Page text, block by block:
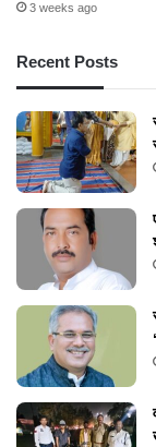
3 weeks ago
Recent Posts